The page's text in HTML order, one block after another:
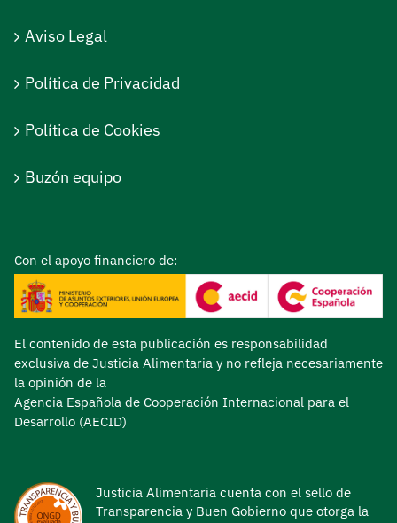
Aviso Legal
Política de Privacidad
Política de Cookies
Buzón equipo
Con el apoyo financiero de:
El contenido de esta publicación es responsabilidad
exclusiva de Justicia Alimentaria y no refleja necesariamente
la opinión de la
Agencia Española de Cooperación Internacional para el
Desarrollo (AECID)
Justicia Alimentaria cuenta con el sello de
Transparencia y Buen Gobierno que otorga la